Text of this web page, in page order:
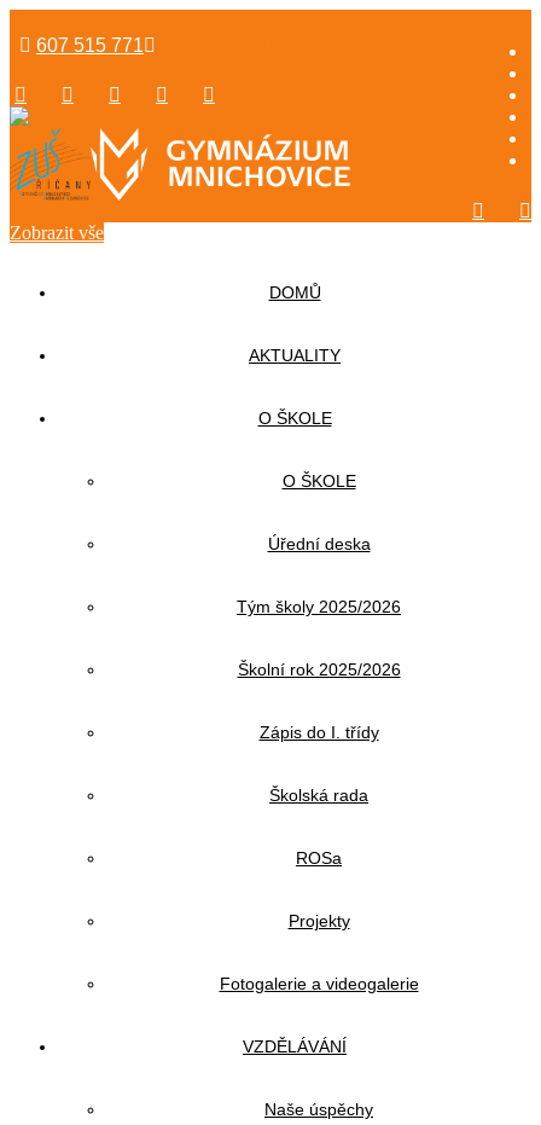
607 515 771
Zobrazit vše
DOMŮ
AKTUALITY
O ŠKOLE
O ŠKOLE
Úřední deska
Tým školy 2025/2026
Školní rok 2025/2026
Zápis do I. třídy
Školská rada
ROSa
Projekty
Fotogalerie a videogalerie
VZDĚLÁVÁNÍ
Naše úspěchy